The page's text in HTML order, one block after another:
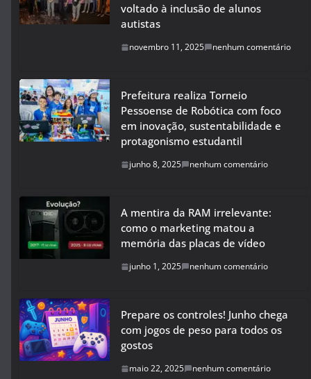
voltado à inclusão de alunos
autistas
novembro 11, 2025 nenhum comentário
Prefeitura realiza Torneio
Pessoense de Robótica com foco
em inovação, sustentabilidade e
protagonismo estudantil
junho 8, 2025 nenhum comentário
A mentira da RAM irrelevante:
como o marketing matou a
memória das placas de vídeo
junho 1, 2025 nenhum comentário
Prepare os controles! Junho chega
com jogos de peso para todos os
gostos
maio 22, 2025 nenhum comentário